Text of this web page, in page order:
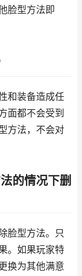
脸型方法即
和装备造成任
面都不会受到
方法，不会对
的情况下删
脸型方法。只
。如果玩家特
换为其他满意